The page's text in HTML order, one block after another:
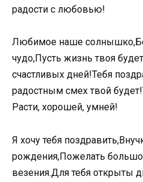
радости с любовью!
Любимое наше
чудо,Пусть жизнь твоя
счастливых дней!Тебя
радостным смех твой
Расти, хорошей, умней!
Я хочу тебя
рождения,Пожелать
везения.Для тебя открыты